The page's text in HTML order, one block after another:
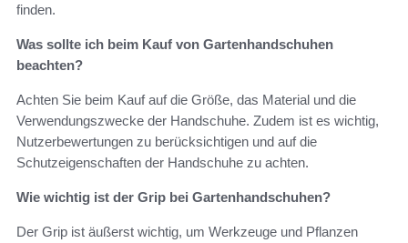
finden.
Was sollte ich beim Kauf von Gartenhandschuhen
beachten?
Achten Sie beim Kauf auf die Größe, das Material und die
Verwendungszwecke der Handschuhe. Zudem ist es wichtig,
Nutzerbewertungen zu berücksichtigen und auf die
Schutzeigenschaften der Handschuhe zu achten.
Wie wichtig ist der Grip bei Gartenhandschuhen?
Der Grip ist äußerst wichtig, um Werkzeuge und Pflanzen